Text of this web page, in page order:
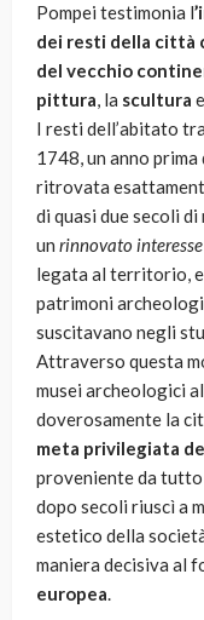
Pompei testimonia l
dei resti della città
del vecchio
pittura, la scultura
I resti dell’abitato
1748, un anno
ritrovata
di quasi due secoli
un rinnovato
legata al territorio,
patrimoni
suscitavano negli
Attraverso questa
musei archeologici
doverosamente la
meta privilegiata
proveniente da tutto
dopo secoli riuscì a
estetico della
maniera decisiva al
europea.